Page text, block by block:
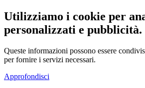
Utilizziamo i cookie per
personalizzati e pubblicità.
Queste informazioni possono essere
per fornire i servizi necessari.
Approfondisci